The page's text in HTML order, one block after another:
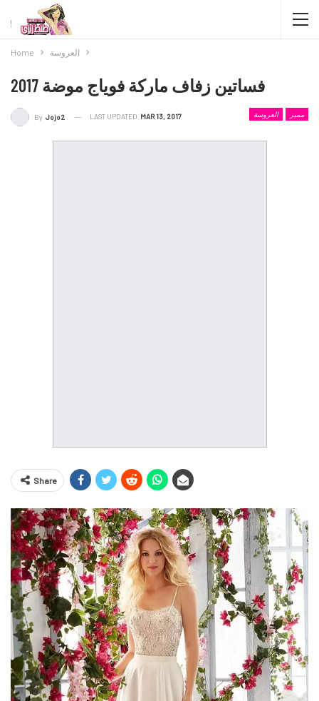
Home العروسة
فساتين زفاف ماركة فوياج موضة 2017
العروسة مميز By Jojo2 LAST UPDATED MAR 13, 2017
Share